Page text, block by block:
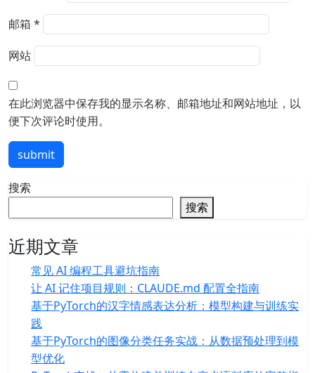
邮箱 *
网站
在此浏览器中保存我的显示名称、邮箱地址和网站地址，以
便下次评论时使用。
submit
搜索
搜索
近期文章
常见 AI 编程工具避坑指南
让 AI 记住项目规则：CLAUDE.md 配置全指南
基于PyTorch的汉字情感表达分析：模型构建与训练实
践
基于PyTorch的图像分类任务实战：从数据预处理到模
型优化